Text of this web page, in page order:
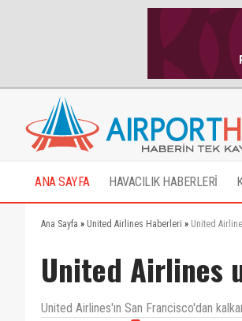
ANA SAYFA HAVACILIK HABERLERİ
Ana Sayfa » United Airlines Haberleri » United
United Airlines
United Airlines'ın San Francisco'dan